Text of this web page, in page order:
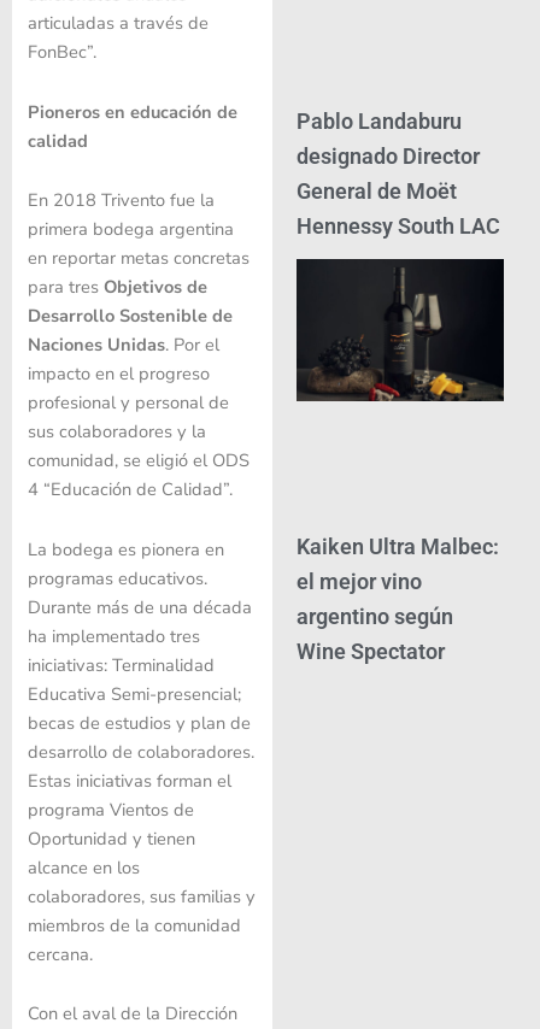
articuladas a través de
FonBec”.
Pioneros en educación de
calidad
En 2018 Trivento fue la
primera bodega argentina
en reportar metas concretas
para tres Objetivos de
Desarrollo Sostenible de
Naciones Unidas. Por el
impacto en el progreso
profesional y personal de
sus colaboradores y la
comunidad, se eligió el ODS
4 “Educación de Calidad”.
La bodega es pionera en
programas educativos.
Durante más de una década
ha implementado tres
iniciativas: Terminalidad
Educativa Semi-presencial;
becas de estudios y plan de
desarrollo de colaboradores.
Estas iniciativas forman el
programa Vientos de
Oportunidad y tienen
alcance en los
colaboradores, sus familias y
miembros de la comunidad
cercana.
Con el aval de la Dirección
Pablo Landaburu
designado Director
General de Moët
Hennessy South LAC
Kaiken Ultra Malbec:
el mejor vino
argentino según
Wine Spectator